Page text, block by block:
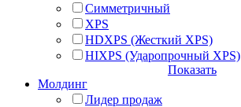
Симметричный
XPS
HDXPS (Жесткий XPS)
HIXPS (Ударопрочный XPS)
Показать
Молдинг
Лидер продаж